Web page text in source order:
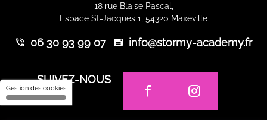
18 rue Blaise Pascal,
Espace St-Jacques 1, 54320 Maxéville
06 30 93 99 07 info@stormy-academy.fr
SUIVEZ-NOUS
Gestion des cookies